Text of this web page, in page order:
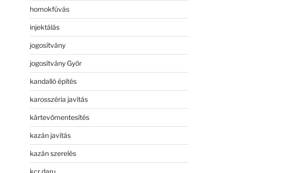
homokfúvás
injektálás
jogosítvány
jogosítvány Győr
kandalló építés
karosszéria javítás
kártevőmentesítés
kazán javítás
kazán szerelés
kcr daru